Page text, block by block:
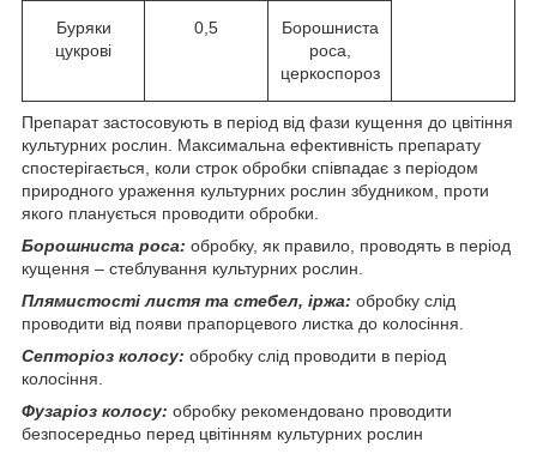
Буряки
цукрові
0,5
Борошниста
роса,
церкоспороз
Препарат застосовують в період від фази кущення до цвітіння
культурних рослин. Максимальна ефективність препарату
спостерігається, коли строк обробки співпадає з періодом
природного ураження культурних рослин збудником, проти
якого планується проводити обробки.
Борошниста роса: обробку, як правило, проводять в період
кущення ‒ стеблування культурних рослин.
Плямистості листя та стебел, іржа: обробку слід
проводити від появи прапорцевого листка до колосіння.
Септоріоз колосу: обробку слід проводити в період
колосіння.
Фузаріоз колосу: обробку рекомендовано проводити
безпосередньо перед цвітінням культурних рослин